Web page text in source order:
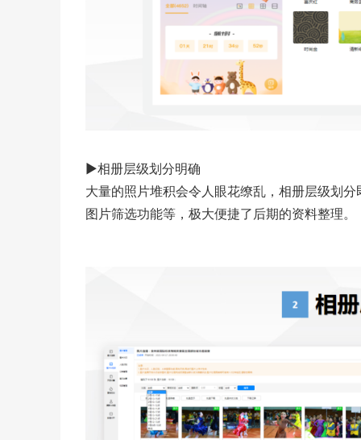
▶相册层级划分明确
大量的照片堆积会令人眼花缭乱，相册层级划
图片筛选功能等，极大便捷了后期的资料整理。